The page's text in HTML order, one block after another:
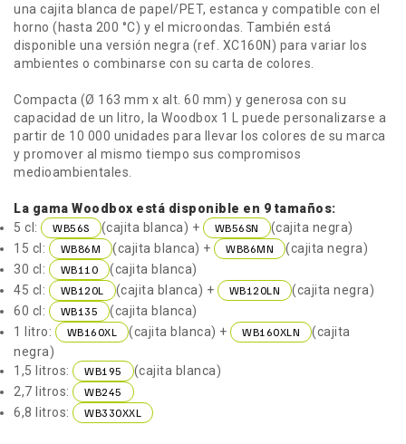
una cajita blanca de papel/PET, estanca y compatible con el
horno (hasta 200 °C) y el microondas. También está
disponible una versión negra (ref. XC160N) para variar los
ambientes o combinarse con su carta de colores.
Compacta (Ø 163 mm x alt. 60 mm) y generosa con su
capacidad de un litro, la Woodbox 1 L puede personalizarse a
partir de 10 000 unidades para llevar los colores de su marca
y promover al mismo tiempo sus compromisos
medioambientales.
La gama Woodbox está disponible en 9 tamaños:
5 cl:
WB56S (cajita blanca) + WB56SN
(cajita negra)
15 cl:
WB86M (cajita blanca) + WB86MN
(cajita negra)
30 cl:
WB110
(cajita blanca)
45 cl:
WB120L (cajita blanca) + WB120LN
(cajita negra)
60 cl:
WB135
(cajita blanca)
1 litro:
WB160XL (cajita blanca) + WB160XLN
(cajita
negra)
1,5 litros:
WB195
(cajita blanca)
2,7 litros:
WB245
6,8 litros: WB330XXL